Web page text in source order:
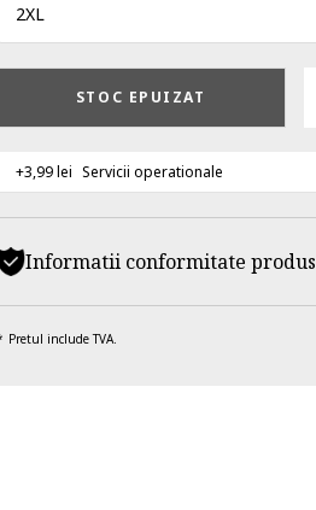
2XL
STOC EPUIZAT
+3,99 lei Servicii operationale
Informatii conformitate produs
Pretul include TVA.